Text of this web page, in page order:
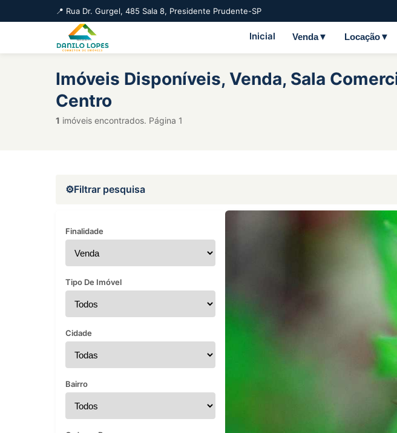
Rua Dr. Gurgel, 485 Sala 8, Presidente Prudente-SP
Inicial Venda Locação
Imóveis Disponíveis, Venda, Sala
Centro
1 imóveis encontrados. Página 1
Filtrar pesquisa
Finalidade
Tipo De Imóvel
Cidade
Bairro